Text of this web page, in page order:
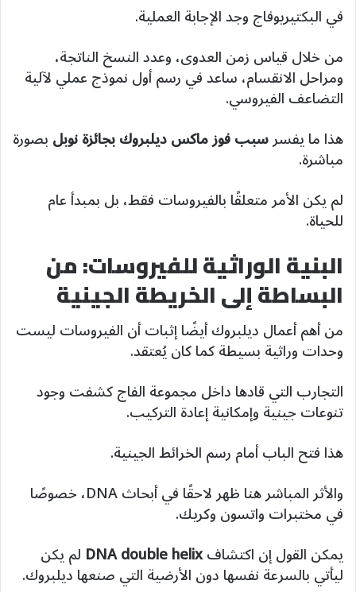
في البكتيريوفاج وجد الإجابة العملية.
من خلال قياس زمن العدوى، وعدد النسخ الناتجة،
ومراحل الانقسام، ساعد في رسم أول نموذج عملي لآلية
التضاعف الفيروسي.
هذا ما يفسرسبب فوز ماكس ديلبروك بجائزة نوبلبصورة
مباشرة.
لم يكن الأمر متعلقًا بالفيروسات فقط، بل بمبدأ عام
للحياة.
البنية الوراثية للفيروسات: من
البساطة إلى الخريطة الجينية
من أهم أعمال ديلبروك أيضًا إثبات أن الفيروسات ليست
وحدات وراثية بسيطة كما كان يُعتقد.
التجارب التي قادها داخل مجموعة الفاج كشفت وجود
تنوعات جينية وإمكانية إعادة التركيب.
هذا فتح الباب أمام رسم الخرائط الجينية.
والأثر المباشر هنا ظهر لاحقًا في أبحاث DNA، خصوصًا
في مختبرات واتسون وكريك.
يمكن القول إن اكتشافDNA double helix لم يكن
ليأتي بالسرعة نفسها دون الأرضية التي صنعها ديلبروك.